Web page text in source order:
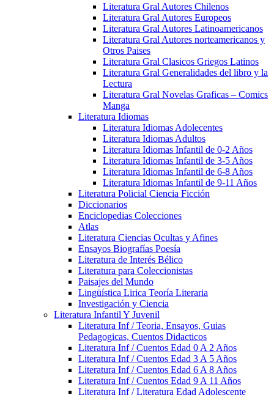
Literatura Gral Autores Chilenos
Literatura Gral Autores Europeos
Literatura Gral Autores Latinoamericanos
Literatura Gral Autores norteamericanos y
Otros Paises
Literatura Gral Clasicos Griegos Latinos
Literatura Gral Generalidades del libro y la
Lectura
Literatura Gral Novelas Graficas – Comics
Manga
Literatura Idiomas
Literatura Idiomas Adolecentes
Literatura Idiomas Adultos
Literatura Idiomas Infantil de 0-2 Años
Literatura Idiomas Infantil de 3-5 Años
Literatura Idiomas Infantil de 6-8 Años
Literatura Idiomas Infantil de 9-11 Años
Literatura Policial Ciencia Ficción
Diccionarios
Enciclopedias Colecciones
Atlas
Literatura Ciencias Ocultas y Afines
Ensayos Biografías Poesía
Literatura de Interés Bélico
Literatura para Coleccionistas
Paisajes del Mundo
Lingüística Lirica Teoría Literaria
Investigación y Ciencia
Literatura Infantil Y Juvenil
Literatura Inf / Teoria, Ensayos, Guias
Pedagogicas, Cuentos Didacticos
Literatura Inf / Cuentos Edad 0 A 2 Años
Literatura Inf / Cuentos Edad 3 A 5 Años
Literatura Inf / Cuentos Edad 6 A 8 Años
Literatura Inf / Cuentos Edad 9 A 11 Años
Literatura Inf / Literatura Edad Adolescente